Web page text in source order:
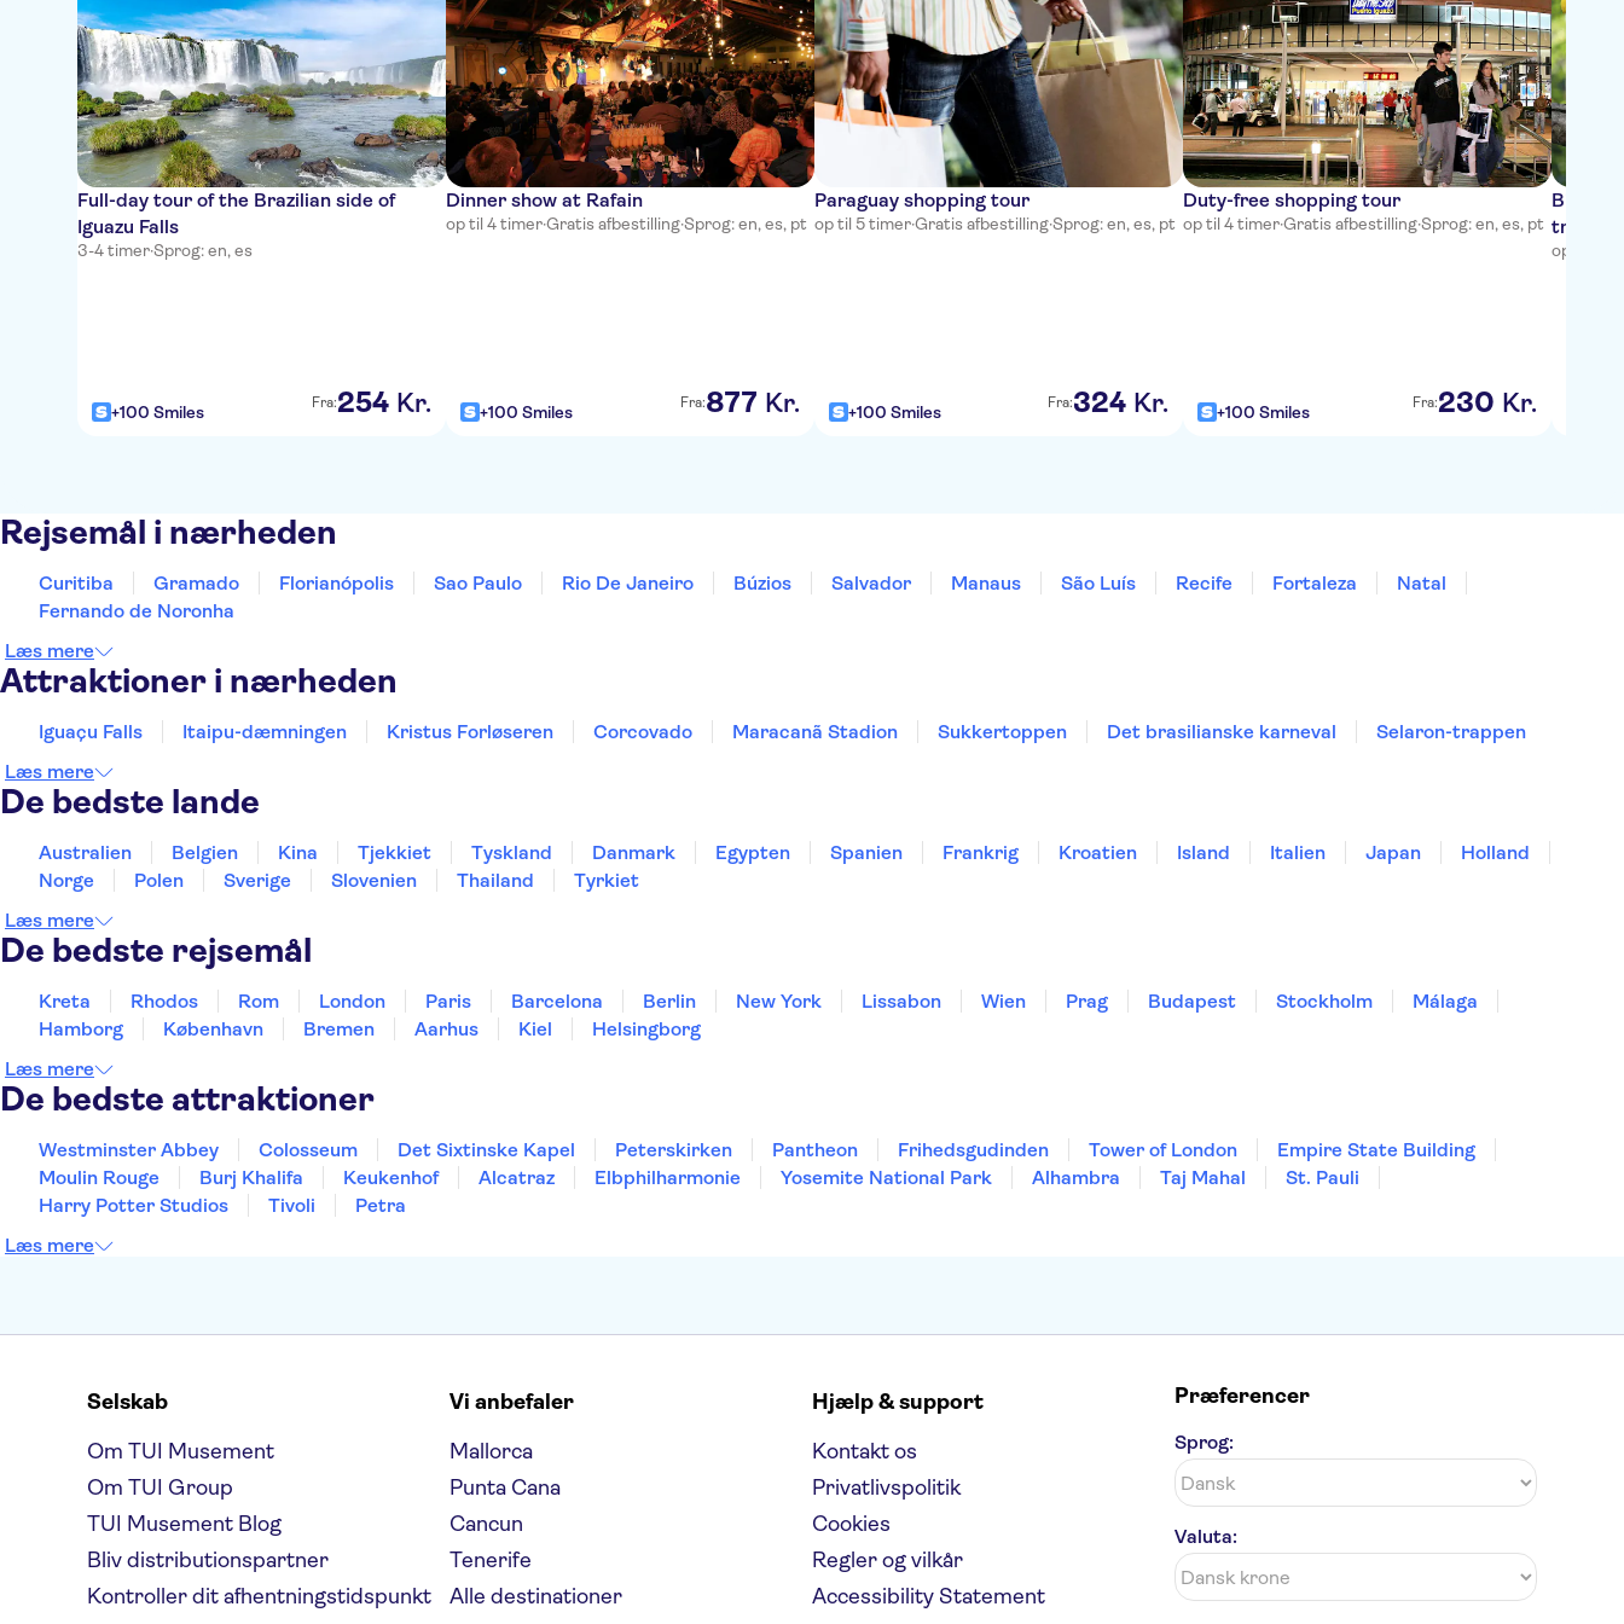
Full-day tour of the Brazilian side of
Iguazu Falls
3-4 timer·Sprog: en, es
+100 Smiles Fra:254 Kr.
Dinner show at Rafain
op til 4 timer·Gratis afbestilling·Sprog: en, es, pt
+100 Smiles Fra:877 Kr.
Paraguay shopping tour
op til 5 timer·Gratis afbestilling·Sprog: en, es, pt
+100 Smiles Fra:324 Kr.
Duty-free shopping tour
op til 4 timer·Gratis afbestilling·Sprog: en, es, pt
+100 Smiles Fra:230 Kr.
Bird
op til 4
Rejsemål i nærheden
Curitiba Gramado Florianópolis Sao Paulo Rio De Janeiro Búzios Salvador Manaus São Luís Recife Fortaleza
Natal
Fernando de Noronha
Læs mere
Attraktioner i nærheden
Iguaçu Falls Itaipu-dæmningen Kristus Forløseren Corcovado Maracanã Stadion Sukkertoppen Det brasilianske karneval
Selaron-trappen
Læs mere
De bedste lande
Australien Belgien Kina Tjekkiet Tyskland Danmark Egypten Spanien Frankrig Kroatien Island Italien Japan
Holland
Norge
Polen Sverige Slovenien Thailand
Tyrkiet
Læs mere
De bedste rejsemål
Kreta Rhodos Rom London Paris Barcelona Berlin New York Lissabon Wien Prag Budapest Stockholm
Málaga
Hamborg
København Bremen Aarhus Kiel
Helsingborg
Læs mere
De bedste attraktioner
Westminster Abbey Colosseum Det Sixtinske Kapel Peterskirken Pantheon Frihedsgudinden Tower of London
Empire State Building
Moulin Rouge
Burj Khalifa Keukenhof Alcatraz Elbphilharmonie Yosemite National Park Alhambra Taj Mahal
St. Pauli
Harry Potter Studios
Tivoli
Petra
Læs mere
Selskab
Om TUI Musement
Om TUI Group
TUI Musement Blog
Bliv distributionspartner
Kontroller dit afhentningstidspunkt
Vi anbefaler
Mallorca
Punta Cana
Cancun
Tenerife
Alle destinationer
Hjælp & support
Kontakt os
Privatlivspolitik
Cookies
Regler og vilkår
Accessibility Statement
Præferencer
Sprog:
Valuta: